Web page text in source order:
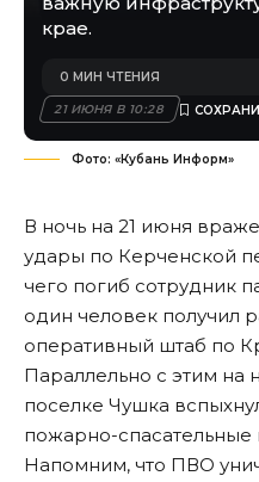
крае.
21 ИЮНЯ В 10:28
0 МИН ЧТЕНИЯ
Фото: «Кубань Информ»
В ночь на 21 июня
удары по Керченской
чего погиб сотрудник
один человек получил
оперативный штаб по
Параллельно с этим на
поселке Чушка
пожарно-спасательные
Напомним, что ПВО